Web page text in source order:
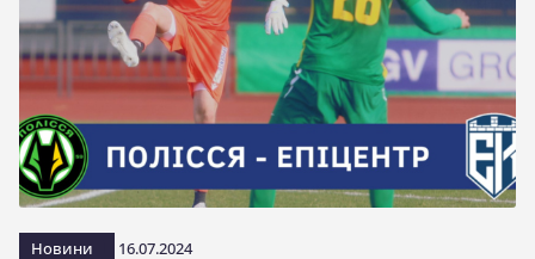
Новини 16.07.2024